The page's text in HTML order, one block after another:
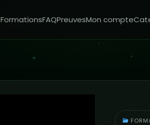
FormationsFAQPreuvesMon compte